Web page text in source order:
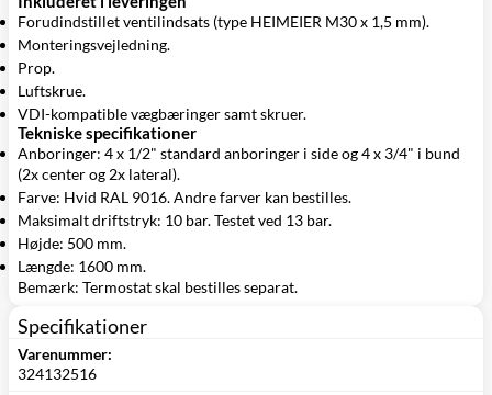
Forudindstillet ventilindsats (type HEIMEIER M30 x 1,5 mm).
Monteringsvejledning.
Prop.
Luftskrue.
VDI-kompatible vægbæringer samt skruer.
Tekniske specifikationer
Anboringer: 4 x 1/2" standard anboringer i side og 4 x 3/4" i bund
(2x center og 2x lateral).
Farve: Hvid RAL 9016. Andre farver kan bestilles.
Maksimalt driftstryk: 10 bar. Testet ved 13 bar.
Højde: 500 mm.
Længde: 1600 mm.
Bemærk: Termostat skal bestilles separat.
Specifikationer
Varenummer:
324132516